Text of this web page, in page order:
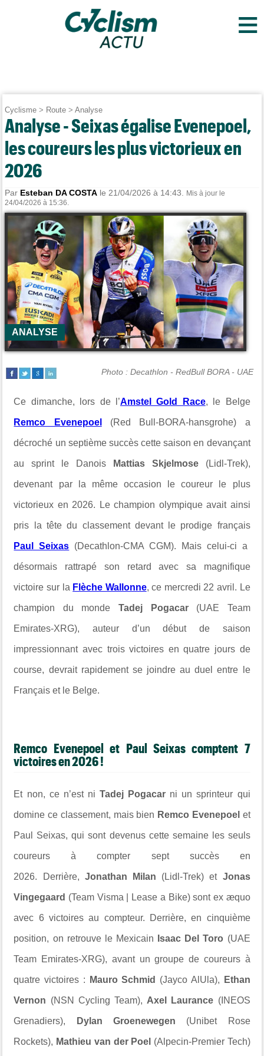
≡
Cyclisme > Route >Analyse
Analyse - Seixas égalise Evenepoel,
les coureurs les plus victorieux en
2026
Par Esteban DA COSTA le 21/04/2026 à 14:43.
Mis à jour le
24/04/2026 à 15:36.
ANALYSE
Photo : Decathlon - RedBull BORA - UAE
Ce dimanche, lors de l’Amstel Gold Race, le Belge
Remco Evenepoel (Red Bull-BORA-hansgrohe) a
décroché un septième succès cette saison en devançant
au sprint le Danois Mattias Skjelmose(Lidl-Trek),
devenant par la même occasion le coureur le plus
victorieux en 2026. Le champion olympique avait ainsi
pris la tête du classement devant le prodige français
Paul Seixas (Decathlon-CMA CGM). Mais celui-ci a
désormais rattrapé son retard avec sa magnifique
victoire sur la Flèche Wallonne, ce mercredi 22 avril. Le
champion du monde Tadej Pogacar (UAE Team
Emirates-XRG), auteur d’un début de saison
impressionnant avec trois victoires en quatre jours de
course, devrait rapidement se joindre au duel entre le
Français et le Belge.
Remco Evenepoel et Paul Seixas comptent 7
victoires en 2026 !
Et non, ce n’est ni Tadej Pogacar ni un sprinteur qui
domine ce classement, mais bien Remco Evenepoel et
Paul Seixas, qui sont devenus cette semaine les seuls
coureurs à compter sept succès en
2026. Derrière, Jonathan Milan (Lidl-Trek) et Jonas
Vingegaard (Team Visma | Lease a Bike) sont ex æquo
avec 6 victoires au compteur. Derrière, en cinquième
position, on retrouve le Mexicain Isaac Del Toro (UAE
Team Emirates-XRG), avant un groupe de coureurs à
quatre victoires : Mauro Schmid (Jayco AlUla), Ethan
Vernon (NSN Cycling Team), Axel Laurance (INEOS
Grenadiers), Dylan Groenewegen (Unibet Rose
Rockets), Mathieu van der Poel (Alpecin-Premier Tech)